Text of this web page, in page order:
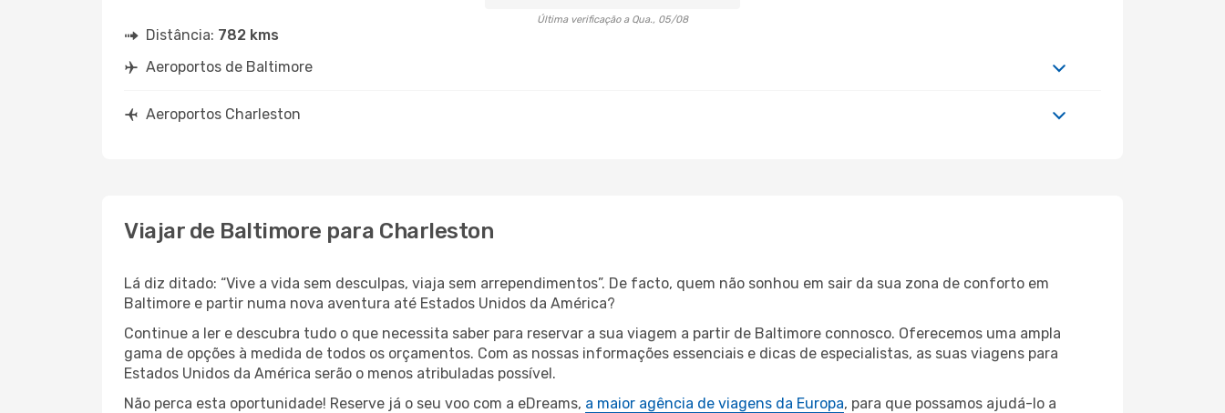
Última verificação a Qua., 05/08
Distância: 782 kms
Aeroportos de Baltimore
Aeroportos Charleston
Viajar de Baltimore para Charleston
Lá diz ditado: “Vive a vida sem desculpas, viaja sem arrependimentos”. De facto, quem não sonhou em sair da sua zona de conforto em
Baltimore e partir numa nova aventura até Estados Unidos da América?
Continue a ler e descubra tudo o que necessita saber para reservar a sua viagem a partir de Baltimore connosco. Oferecemos uma ampla
gama de opções à medida de todos os orçamentos. Com as nossas informações essenciais e dicas de especialistas, as suas viagens para
Estados Unidos da América serão o menos atribuladas possível.
Não perca esta oportunidade! Reserve já o seu voo com a eDreams, a maior agência de viagens da Europa, para que possamos ajudá-lo a